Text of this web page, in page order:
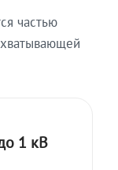
частью
1 кВ